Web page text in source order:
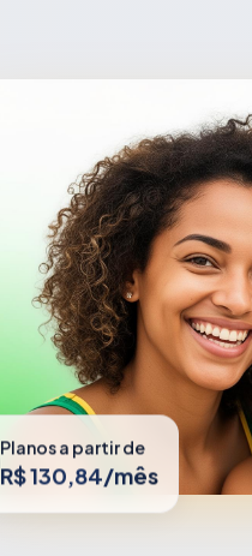
Planos a partir de
R$ 130,84/mês